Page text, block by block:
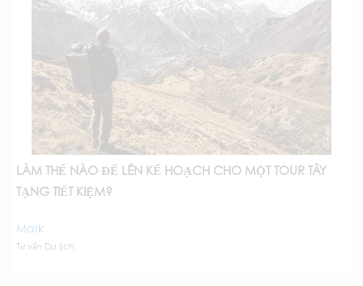
LÀM THẾ NÀO ĐỂ LÊN KẾ HOẠCH CHO MỘT TOUR TÂY
TẠNG TIẾT KIỆM?
Mark
Tư vấn Du lịch